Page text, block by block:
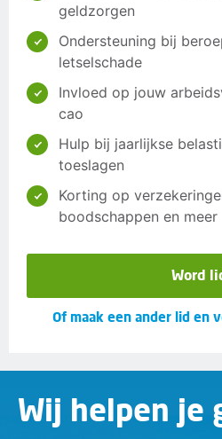
geldzorgen
Ondersteuning bij
letselschade
Invloed op jouw
cao
Hulp bij jaarlijkse
toeslagen
Korting op
boodschappen en meer
Word
Of maak een ander lid en
Wij helpen je